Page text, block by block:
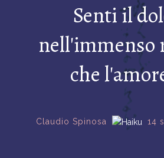
Senti il
nell'immenso
che
Claudio Spinosa 14